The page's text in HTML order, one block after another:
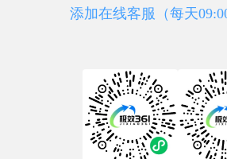
添加在线客服（每天